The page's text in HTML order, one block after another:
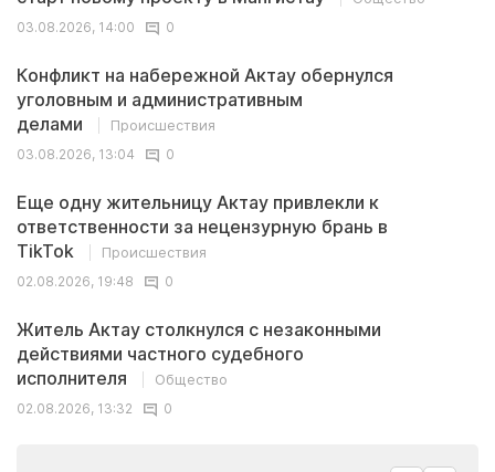
03.08.2026, 14:00
0
Конфликт на набережной Актау обернулся
уголовным и административным
делами
Происшествия
03.08.2026, 13:04
0
Еще одну жительницу Актау привлекли к
ответственности за нецензурную брань в
TikTok
Происшествия
02.08.2026, 19:48
0
Житель Актау столкнулся с незаконными
действиями частного судебного
исполнителя
Общество
02.08.2026, 13:32
0